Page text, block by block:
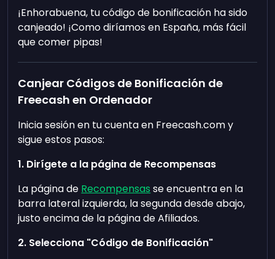
¡Enhorabuena, tu código de bonificación ha sido
canjeado! ¡Como diríamos en España, más fácil
que comer pipas!
Canjear Códigos de Bonificación de
Freecash en Ordenador
Inicia sesión en tu cuenta en Freecash.com y
sigue estos pasos:
1. Dirígete a la página de Recompensas
La página de Recompensas se encuentra en la
barra lateral izquierda, la segunda desde abajo,
justo encima de la página de Afiliados.
2. Selecciona "Código de Bonificación"